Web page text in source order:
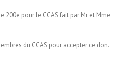
200e pour le CCAS fait par Mr et Mme
du CCAS pour accepter ce don.